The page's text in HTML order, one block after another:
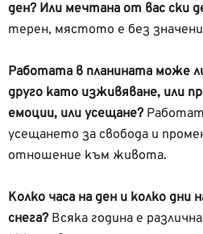
ден? Или мечтана от вас ски
терен, мястото е без
Работата в планината може
друго като изживяване, или
емоции, или усещане?
усещането за свобода и
отношение към живота.
Колко часа на ден и колко дни
снега?Всяка година е